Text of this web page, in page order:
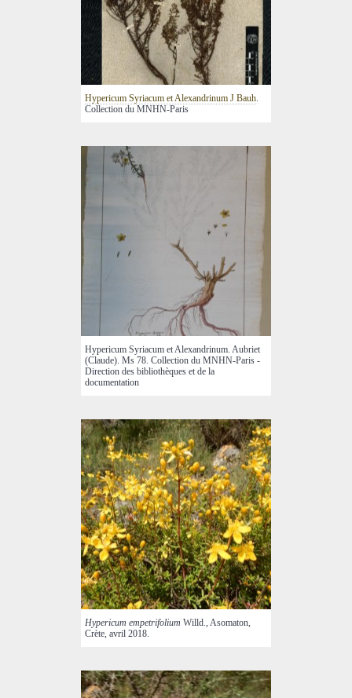
Hypericum Syriacum et Alexandrinum J Bauh.
Collection du MNHN-Paris
Hypericum Syriacum et Alexandrinum. Aubriet
(Claude). Ms 78. Collection du MNHN-Paris -
Direction des bibliothèques et de la
documentation
Hypericum empetrifolium Willd., Asomaton,
Crète, avril 2018.